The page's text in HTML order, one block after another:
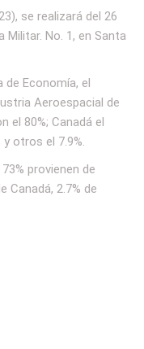
se realizará del 26
Militar. No. 1, en Santa
de Economía, el
Aeroespacial de
el 80%; Canadá el
y otros el 7.9%.
provienen de
Canadá, 2.7% de